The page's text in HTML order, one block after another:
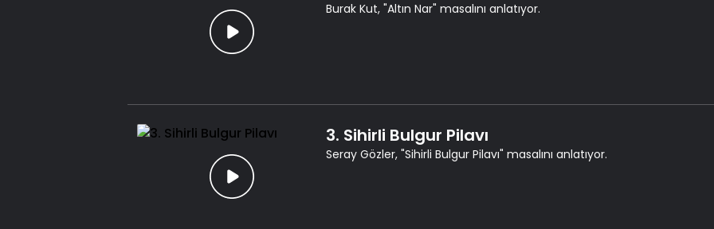
Burak Kut, "Altın Nar" masalını anlatıyor.
3. Sihirli Bulgur Pilavı
Seray Gözler, "Sihirli Bulgur Pilavı" masalını anlatıyor.